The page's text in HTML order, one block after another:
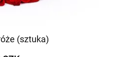
(sztuka)